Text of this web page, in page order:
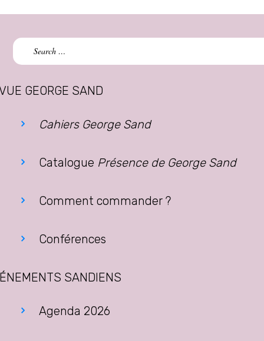
Search
for:
GEORGE SAND
Cahiers George Sand
Catalogue Présence de George Sand
Comment commander ?
Conférences
SANDIENS
Agenda 2026